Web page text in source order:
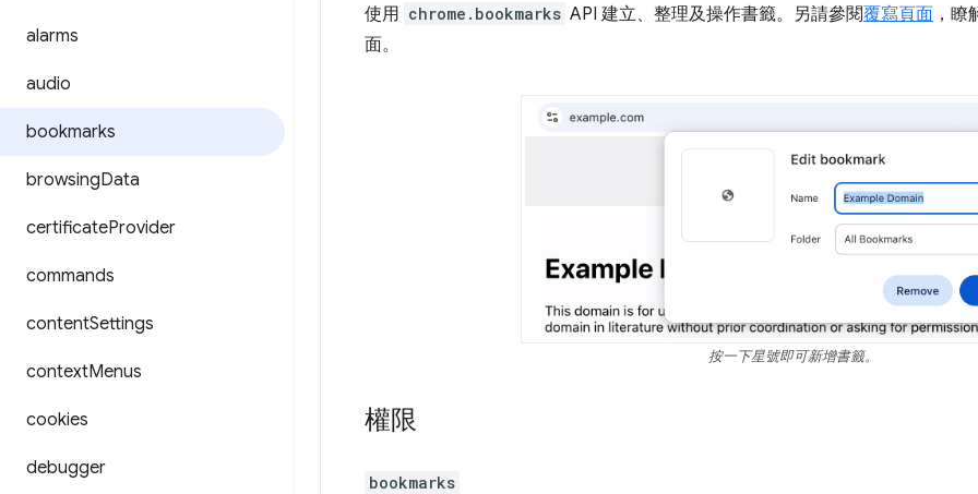
alarms
audio
bookmarks
browsingData
certificateProvider
commands
contentSettings
contextMenus
cookies
debugger
使用 chrome.bookmarks API 建立、整理及操作書籤。另請參閱覆寫頁面 ，
面。
按一下星號即可新增書籤。
權限
bookmarks